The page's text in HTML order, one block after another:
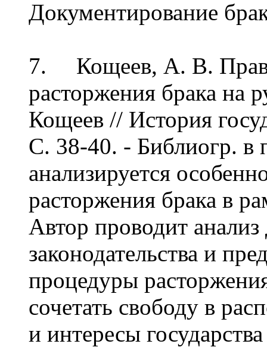
Документирование
7. Кощеев, А. В.
расторжения брака
Кощеев // История
С. 38-40. - Библиогр. в
анализируется
расторжения брака в
Автор проводит
законодательства и
процедуры
сочетать свободу в
и интересы